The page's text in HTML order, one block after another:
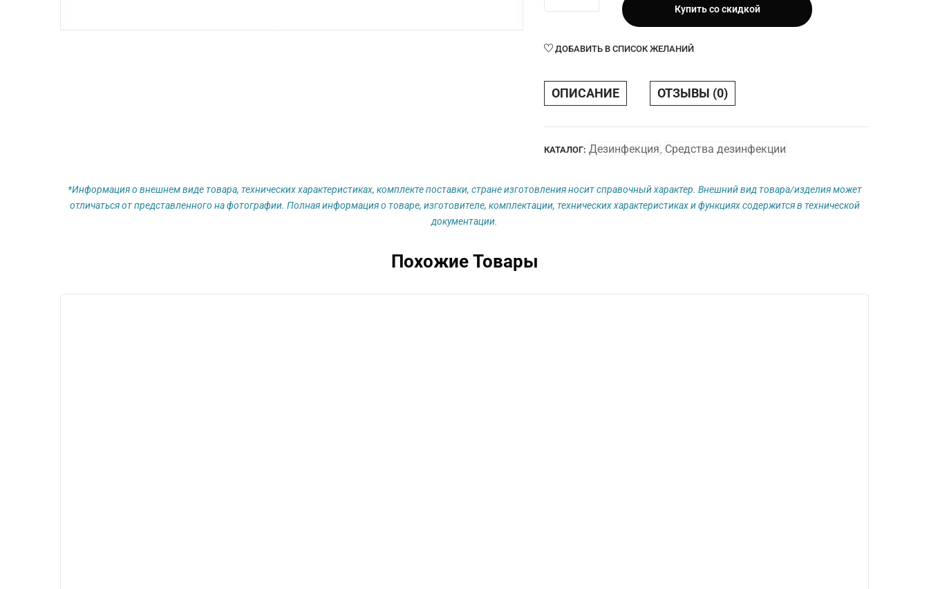
Део-
1
Купить со скидкой
ДОБАВИТЬ В СПИСОК ЖЕЛАНИЙ
ОПИСАНИЕ ОТЗЫВЫ (0)
КАТАЛОГ: Дезинфекция Средства дезинфекции
*Информация о внешнем виде товара, технических характеристиках, комплекте поставки, стране изготовления носит справочный характер. Внешний вид товара/изделия может
отличаться от представленного на фотографии. Полная информация о товаре, изготовителе, комплектации, технических характеристиках и функциях содержится в технической
документации.
Похожие Товары